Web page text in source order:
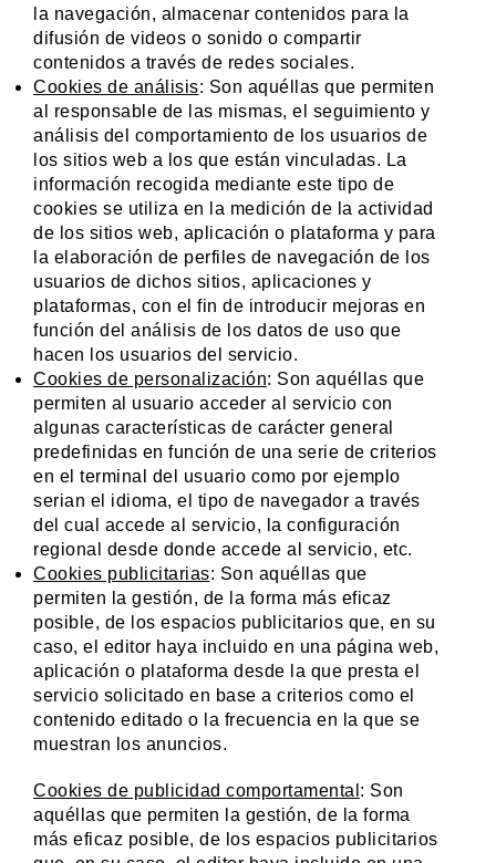
la navegación, almacenar contenidos para la
difusión de videos o sonido o compartir
contenidos a través de redes sociales.
Cookies de análisis: Son aquéllas que permiten
al responsable de las mismas, el seguimiento y
análisis del comportamiento de los usuarios de
los sitios web a los que están vinculadas. La
información recogida mediante este tipo de
cookies se utiliza en la medición de la actividad
de los sitios web, aplicación o plataforma y para
la elaboración de perfiles de navegación de los
usuarios de dichos sitios, aplicaciones y
plataformas, con el fin de introducir mejoras en
función del análisis de los datos de uso que
hacen los usuarios del servicio.
Cookies de personalización: Son aquéllas que
permiten al usuario acceder al servicio con
algunas características de carácter general
predefinidas en función de una serie de criterios
en el terminal del usuario como por ejemplo
serian el idioma, el tipo de navegador a través
del cual accede al servicio, la configuración
regional desde donde accede al servicio, etc.
Cookies publicitarias: Son aquéllas que
permiten la gestión, de la forma más eficaz
posible, de los espacios publicitarios que, en su
caso, el editor haya incluido en una página web,
aplicación o plataforma desde la que presta el
servicio solicitado en base a criterios como el
contenido editado o la frecuencia en la que se
muestran los anuncios.
Cookies de publicidad comportamental : Son
aquéllas que permiten la gestión, de la forma
más eficaz posible, de los espacios publicitarios